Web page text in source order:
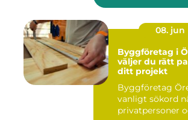
08. jun
Byggföretag i
väljer du rätt
ditt projekt
Byggföretag
vanligt sökord
privatpersoner